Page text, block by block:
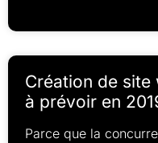
Création de site
à prévoir en
Parce que la